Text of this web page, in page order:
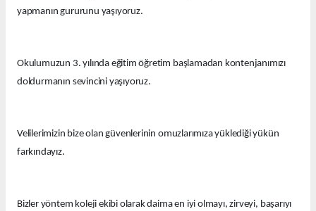
yapmanın gururunu yaşıyoruz.
Okulumuzun 3. yılında eğitim öğretim başlamadan kontenjanımızı
doldurmanın sevincini yaşıyoruz.
Velilerimizin bize olan güvenlerinin omuzlarımıza yüklediği yükün
farkındayız.
Bizler yöntem koleji ekibi olarak daima en iyi olmayı, zirveyi, başarıyı